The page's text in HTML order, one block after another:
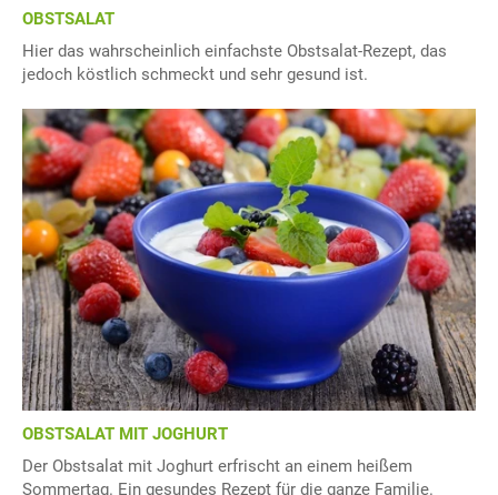
OBSTSALAT
Hier das wahrscheinlich einfachste Obstsalat-Rezept, das
jedoch köstlich schmeckt und sehr gesund ist.
OBSTSALAT MIT JOGHURT
Der Obstsalat mit Joghurt erfrischt an einem heißem
Sommertag. Ein gesundes Rezept für die ganze Familie.